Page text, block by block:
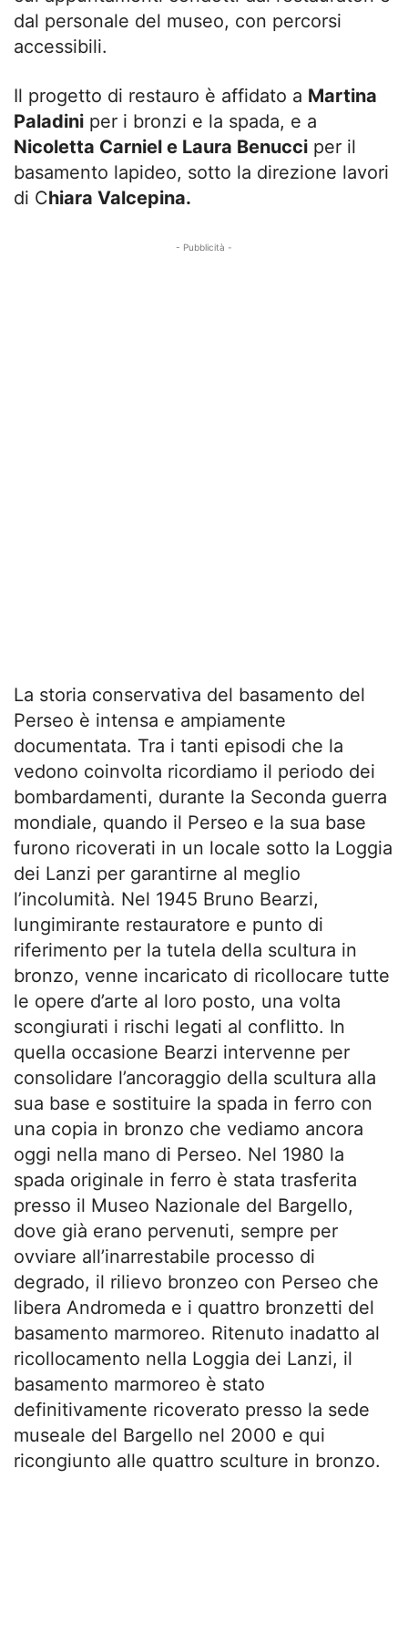
dal personale del museo, con percorsi
accessibili.
Il progetto di restauro è affidato a Martina
Paladini per i bronzi e la spada, e a
Nicoletta Carniel e Laura Benucci per il
basamento lapideo, sotto la direzione lavori
di Chiara Valcepina.
- Pubblicità -
La storia conservativa del basamento del
Perseo è intensa e ampiamente
documentata. Tra i tanti episodi che la
vedono coinvolta ricordiamo il periodo dei
bombardamenti, durante la Seconda guerra
mondiale, quando il Perseo e la sua base
furono ricoverati in un locale sotto la Loggia
dei Lanzi per garantirne al meglio
l’incolumità. Nel 1945 Bruno Bearzi,
lungimirante restauratore e punto di
riferimento per la tutela della scultura in
bronzo, venne incaricato di ricollocare tutte
le opere d’arte al loro posto, una volta
scongiurati i rischi legati al conflitto. In
quella occasione Bearzi intervenne per
consolidare l’ancoraggio della scultura alla
sua base e sostituire la spada in ferro con
una copia in bronzo che vediamo ancora
oggi nella mano di Perseo. Nel 1980 la
spada originale in ferro è stata trasferita
presso il Museo Nazionale del Bargello,
dove già erano pervenuti, sempre per
ovviare all’inarrestabile processo di
degrado, il rilievo bronzeo con Perseo che
libera Andromeda e i quattro bronzetti del
basamento marmoreo. Ritenuto inadatto al
ricollocamento nella Loggia dei Lanzi, il
basamento marmoreo è stato
definitivamente ricoverato presso la sede
museale del Bargello nel 2000 e qui
ricongiunto alle quattro sculture in bronzo.